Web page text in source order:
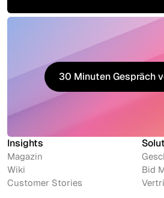
30 Minuten Gespräch
30 Minuten Gespräch
Insights
Magazin
Wiki
Customer Stories
Bid